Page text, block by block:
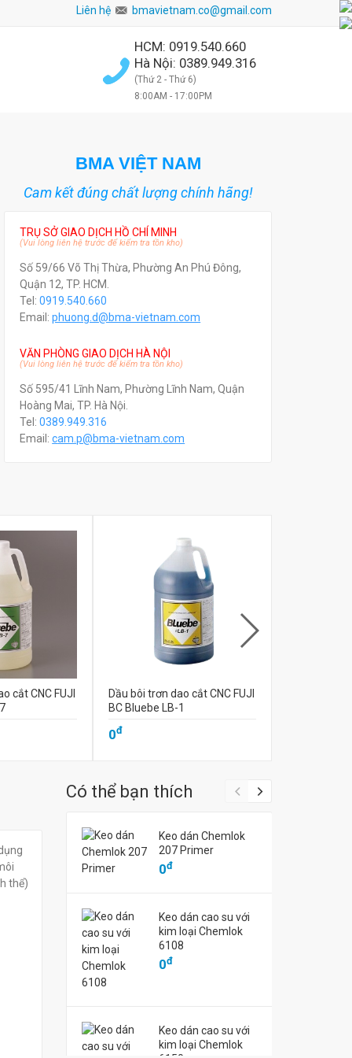
Liên hệ bmavietnam.co@gmail.com
HCM: 0919.540.660
Hà Nội: 0389.949.316
(Thứ 2 - Thứ 6)
8:00AM - 17:00PM
BMA VIỆT NAM
Cam kết đúng chất lượng chính hãng!
TRỤ SỞ GIAO DỊCH HỒ CHÍ MINH
(Vui lòng liên hệ trước để kiểm tra tồn kho)
Số 59/66 Võ Thị Thừa, Phường An Phú Đông,
Quận 12, TP. HCM.
Tel:0919.540.660
Email:phuong.d@bma-vietnam.com
VĂN PHÒNG GIAO DỊCH HÀ NỘI
(Vui lòng liên hệ trước để kiểm tra tồn kho)
Số 595/41 Lĩnh Nam, Phường Lĩnh Nam, Quận
Hoàng Mai, TP. Hà Nội.
Tel:0389.949.316
Email:cam.p@bma-vietnam.com
cắt CNC FUJI
Dầu bôi trơn dao cắt CNC FUJI
BC Bluebe LB-1
0đ
thể)
Có thể bạn thích
Keo dán Chemlok
207 Primer
0đ
Keo dán cao su với
kim loại Chemlok
6108
0đ
Keo dán cao su với
kim loại Chemlok